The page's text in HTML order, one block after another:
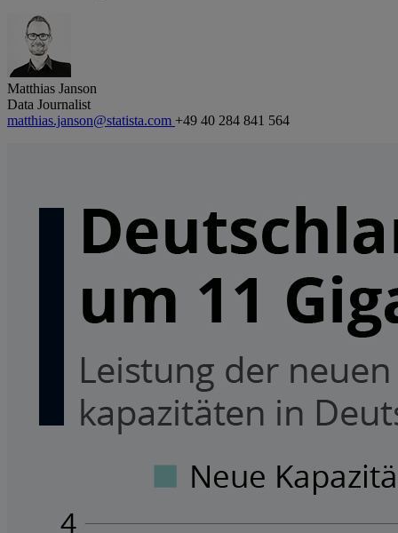
Matthias Janson
Data Journalist
matthias.janson@statista.com +49 40 284 841 564